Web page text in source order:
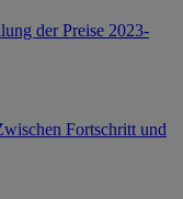
der Preise 2023-
Fortschritt und